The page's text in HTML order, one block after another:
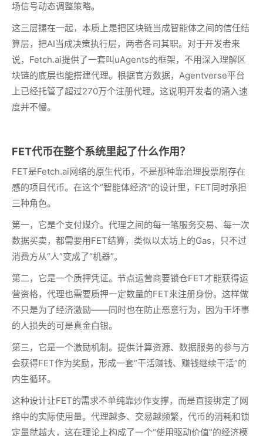
场信号动态调整策略。
这三层摞在一起，本质上是把区块链当成智能体之间的信任结
算层，把AI当成决策执行层，两者各司其职。对于开发者来
说，Fetch.ai提供了一套叫uAgents的框架，不用深入理解区
块链的底层也能搭建代理。根据官方数据，Agentverse平台
上已经托管了超过270万个注册代理。这说明开发者的涌入速
度并不慢。
FET代币在整个系统里起了什么作用？
FET是Fetch.ai网络的原生代币，不是那种靠治理投票刷存在
感的项目代币。在这个“智能体经济”的设计里，FET同时承担
三种角色。
第一，它是个支付媒介。代理之间的每一笔服务交易、每一次
数据买卖，都需要用FET结算，类似以太坊上的Gas，只不过
消费方从“人”变成了“机器”。
第二，它是一个质押凭证。节点运营商要锁仓FET才能获得运
营资格，代理也需要质押一定数量的FET来注册身份。这样做
不只是为了经济激励——同时也在防止恶意行为，因为干坏事
的人损失的可是真金白银。
第三，它是一个激励机制。提供计算资源、数据服务的参与方
会获得FET作为奖励，形成一套“干活赚钱、赚钱继续干活”的
内生循环。
这种设计让FET的需求不单纯靠炒作支撑，而是直接绑定了网
络中的实际使用量。代理越多、交易越频繁，代币的消耗和锁
定量就越大，这在理论上构成了一个“使用驱动价值”的经济模